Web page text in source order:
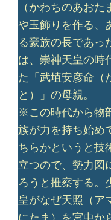
（かわちのあお
や玉飾りを作る、
る豪族の長であっ
は、崇神天皇の時
た「武埴安彦命（
と）」の母親。
※この時代から物
族が力を持ち始め
ちらかというと技
立つので、勢力図
ろうと推察する。
皇がなぜ天照（ア
にたま）を宮中か